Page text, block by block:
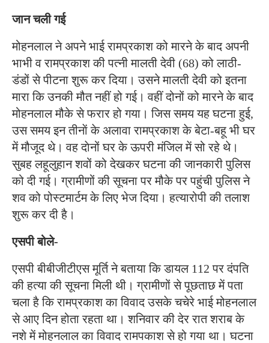
जान चली गई
मोहनलाल ने अपने भाई रामप्रकाश को मारने के बाद अपनी
भाभी व रामप्रकाश की पत्नी मालती देवी (68) को लाठी-
डंडों से पीटना शुरू कर दिया। उसने मालती देवी को इतना
मारा कि उनकी मौत नहीं हो गई। वहीं दोनों को मारने के बाद
मोहनलाल मौके से फरार हो गया। जिस समय यह घटना हुई,
उस समय इन तीनाें के अलावा रामप्रकाश के बेटा-बहू भी घर
में मौजूद थे। वह दाेनों घर के ऊपरी मंजिल में सो रहे थे।
सुबह लहूलुहान शवों को देखकर घटना की जानकारी पुलिस
को दी गई। ग्रामीणों की सूचना पर मौके पर पहुंची पुलिस ने
शव को पोस्टमार्टम के लिए भेज दिया। हत्यारोपी की तलाश
शुरू कर दी है।
एसपी बोले-
एसपी बीबीजीटीएस मूर्ति ने बताया कि डायल 112 पर दंपति
की हत्या की सूचना मिली थी। ग्रामीणों से पूछताछ में पता
चला है कि रामप्रकाश का विवाद उसके चचेरे भाई मोहनलाल
से आए दिन होता रहता था। शनिवार की देर रात शराब के
नशे में मोहनलाल का विवाद रामपकाश से हो गया था। घटना